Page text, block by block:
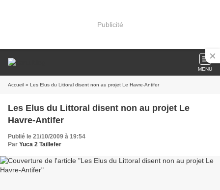
Publicité
MENU
Accueil » Les Elus du Littoral disent non au projet Le Havre-Antifer
Les Elus du Littoral disent non au projet Le
Havre-Antifer
Publié le 21/10/2009 à 19:54
Par Yuca 2 Taillefer